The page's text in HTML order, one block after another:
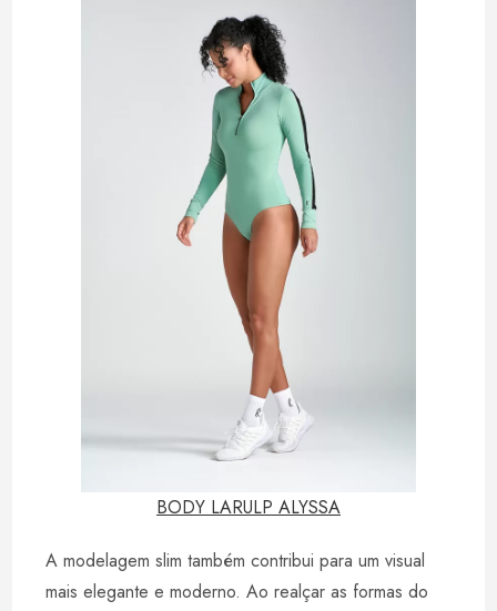
BODY LARULP ALYSSA
A modelagem slim também contribui para um visual
mais elegante e moderno. Ao realçar as formas do